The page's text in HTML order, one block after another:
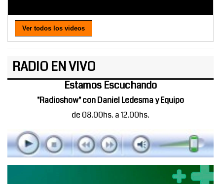
Ver todos los videos
RADIO EN VIVO
Estamos Escuchando
"Radioshow" con Daniel Ledesma y Equipo
de 08.00hs. a 12.00hs.